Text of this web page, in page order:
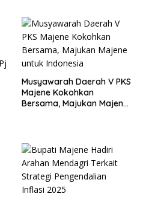
Musyawarah Daerah V PKS
Majene Kokohkan
Bersama, Majukan Majene